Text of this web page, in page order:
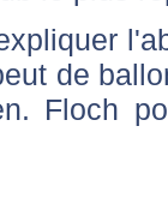
de
Floch